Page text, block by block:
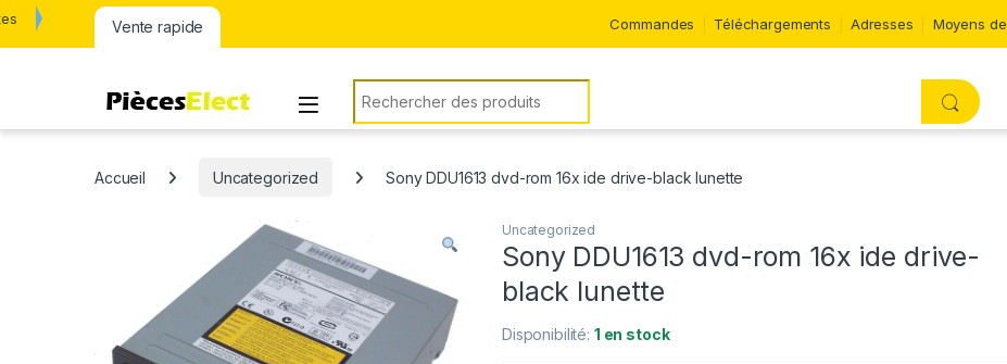
Vente rapide Commandes Téléchargements Adresses Moyens
Rechercher:
Accueil Uncategorized Sony DDU1613 dvd-rom 16x ide drive-black lunette
Uncategorized
Sony DDU1613 dvd-rom 16x ide drive-
black lunette
Disponibilité: 1 en stock